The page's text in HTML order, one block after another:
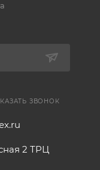
ЗВОНОК
2 ТРЦ